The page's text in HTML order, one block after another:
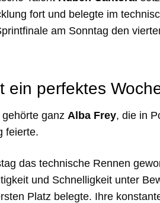
fort und belegte im
am Sonntag den
ein perfektes
ganz Alba Frey, die in
feierte.
das technische Rennen
und Schnelligkeit unter
Platz belegte. Ihre